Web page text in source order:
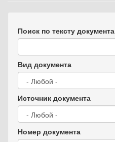
Поиск по тексту документа
Вид документа
Источник документа
Номер документа